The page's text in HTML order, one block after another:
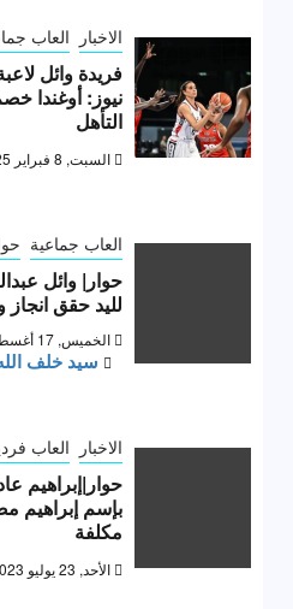
الاخبار العاب
فريدة وائل
نيوز: أوغندا
التأهل
السبت, 8 فبراير 2025, 12:19 ص
العاب جماعية
حوار| وائل
لليد حقق
الخميس, 17 أغسطس 2023, 3:10 م
سيد خلف
الاخبار العاب
حوار|إبراهيم
بإسم إبراهيم
مكلفة
الأحد, 23 يوليو 2023, 3:48 م